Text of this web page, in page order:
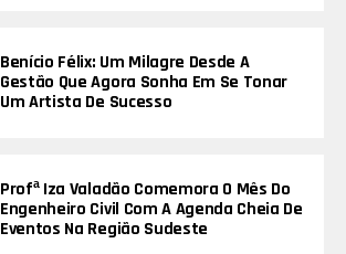
Benício Félix: Um Milagre Desde A
Gestão Que Agora Sonha Em Se Tonar
Um Artista De Sucesso
Profª Iza Valadão Comemora O Mês Do
Engenheiro Civil Com A Agenda Cheia De
Eventos Na Região Sudeste